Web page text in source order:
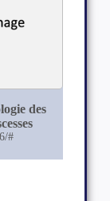
des
#